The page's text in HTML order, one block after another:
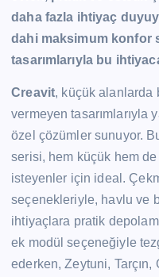
daha fazla ihtiyaç
dahi maksimum konfor
tasarımlarıyla bu
Creavit, küçük alanlarda
vermeyen tasarımlarıyla
özel çözümler sunuyor.
serisi, hem küçük hem
isteyenler için ideal.
seçenekleriyle, havlu ve
ihtiyaçlara pratik
ek modül seçeneğiyle
ederken, Zeytuni,